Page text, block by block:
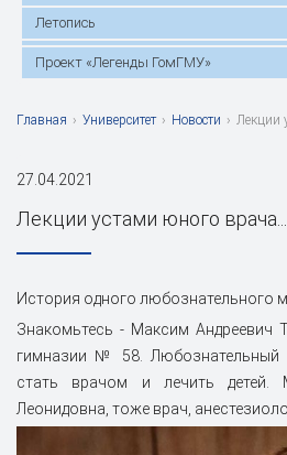
Летопись
Проект «Легенды ГомГМУ»
Главная › Университет › Новости › Лекции
27.04.2021
Лекции устами юного врача...
История одного любознательного
Знакомьтесь - Максим Андреевич
гимназии № 58. Любознательный
стать врачом и лечить
Леонидовна, тоже врач,